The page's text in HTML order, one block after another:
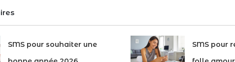
SMS pour souhaiter une
SMS pour